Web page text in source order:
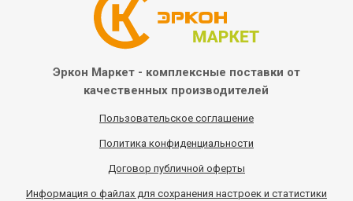
Эркон Маркет - комплексные поставки от
качественных производителей
Пользовательское соглашение
Политика конфиденциальности
Договор публичной оферты
Информация о файлах для сохранения настроек и статистики